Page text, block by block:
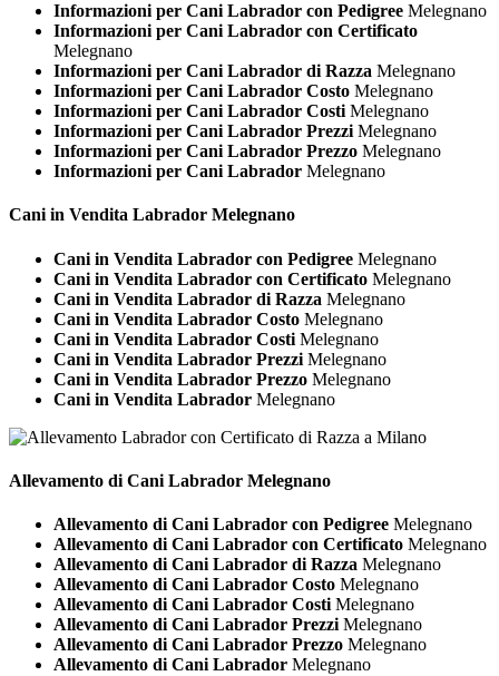
Informazioni per Cani Labrador con Pedigree Melegnano
Informazioni per Cani Labrador con Certificato
Melegnano
Informazioni per Cani Labrador di Razza Melegnano
Informazioni per Cani Labrador Costo Melegnano
Informazioni per Cani Labrador Costi Melegnano
Informazioni per Cani Labrador Prezzi Melegnano
Informazioni per Cani Labrador Prezzo Melegnano
Informazioni per Cani Labrador Melegnano
Cani in Vendita Labrador Melegnano
Cani in Vendita Labrador con Pedigree Melegnano
Cani in Vendita Labrador con Certificato Melegnano
Cani in Vendita Labrador di Razza Melegnano
Cani in Vendita Labrador Costo Melegnano
Cani in Vendita Labrador Costi Melegnano
Cani in Vendita Labrador Prezzi Melegnano
Cani in Vendita Labrador Prezzo Melegnano
Cani in Vendita Labrador Melegnano
Allevamento di Cani Labrador Melegnano
Allevamento di Cani Labrador con Pedigree Melegnano
Allevamento di Cani Labrador con Certificato Melegnano
Allevamento di Cani Labrador di Razza Melegnano
Allevamento di Cani Labrador Costo Melegnano
Allevamento di Cani Labrador Costi Melegnano
Allevamento di Cani Labrador Prezzi Melegnano
Allevamento di Cani Labrador Prezzo Melegnano
Allevamento di Cani Labrador Melegnano